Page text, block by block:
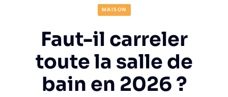
MAISON
Faut-il carreler
toute la salle de
bain en 2026 ?